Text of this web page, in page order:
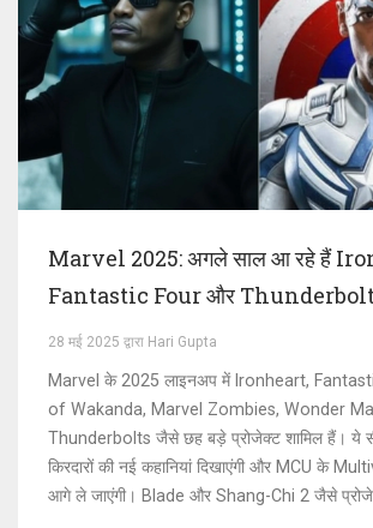
Marvel 2025: अगले साल आ रहे हैं
Fantastic Four और
प्रोजेक्ट
28 मई 2025 द्वारा Hari Gupta
Marvel के 2025 लाइनअप में Ironheart,
of Wakanda, Marvel Zombies, Wonder
Thunderbolts जैसे छह बड़े प्रोजेक्ट शामिल हैं। ये
किरदारों की नई कहानियां दिखाएंगी और MCU के
आगे ले जाएंगी। Blade और Shang-Chi 2 जैसे